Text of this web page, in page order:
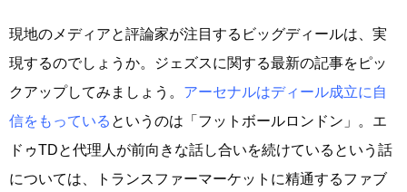
現地のメディアと評論家が注目するビッグディールは、実
現するのでしょうか。ジェズスに関する最新の記事をピッ
クアップしてみましょう。 アーセナルはディール成立に自
信をもっている というのは「フットボールロンドン」。エ
ドゥTDと代理人が前向きな話し合いを続けているという話
については、トランスファーマーケットに精通するファブ